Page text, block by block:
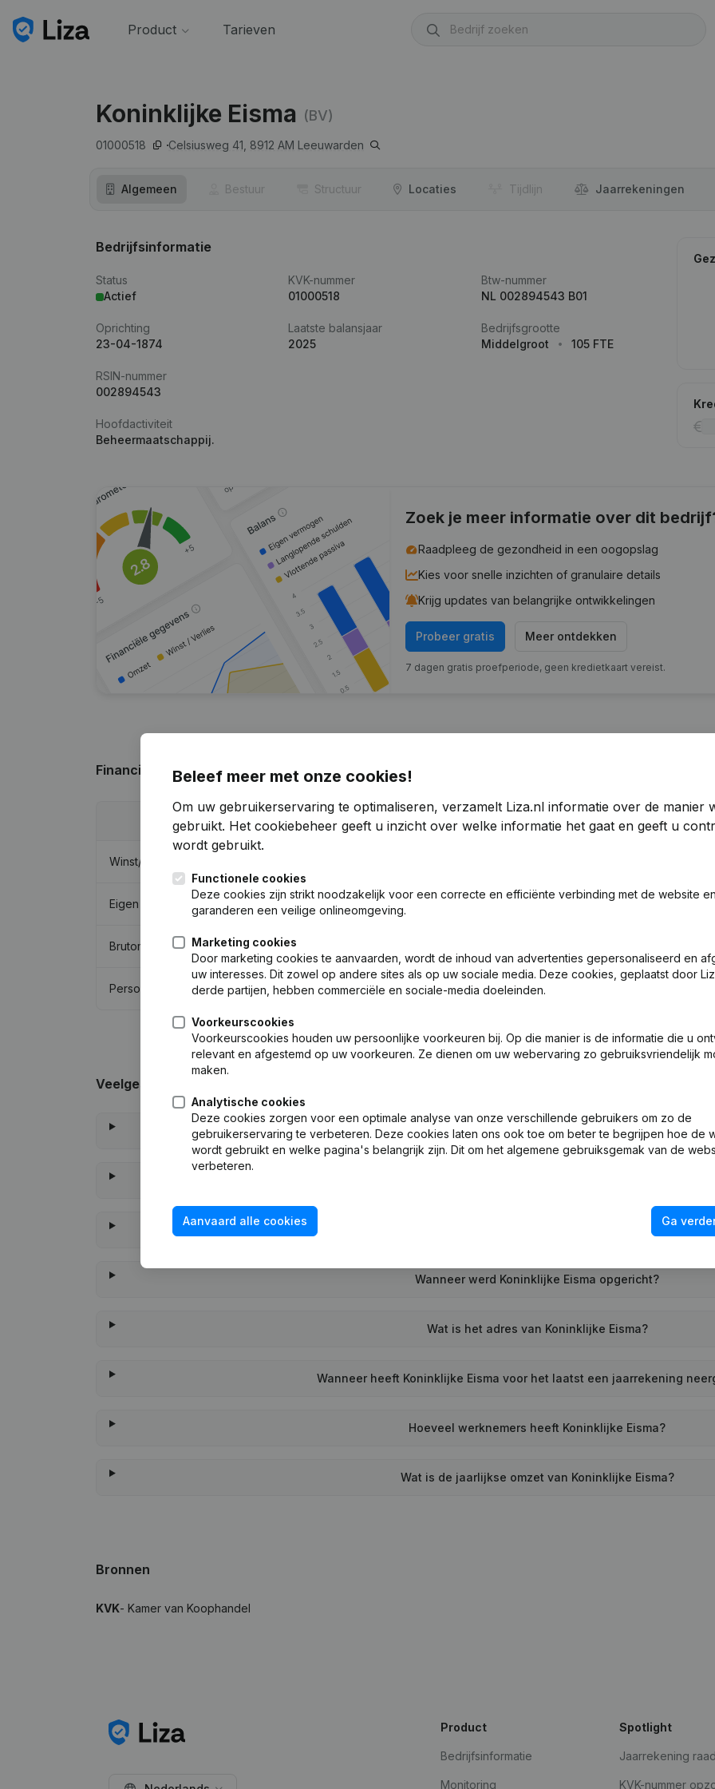
Product Tarieven
Koninklijke Eisma (BV)
01000518 Celsiusweg 41, 8912 AM Leeuwarden
Algemeen Bestuur Structuur Locaties Tijdlijn Jaar­rekeningen
Bedrijfsinformatie
Status
Actief
KVK-nummer
01000518
Btw-nummer
NL 002894543 B01
Oprichting
23-04-1874
Laatste balansjaar
2025
Bedrijfsgrootte
Middelgroot
105 FTE
RSIN-nummer
002894543
Hoofdactiviteit
Beheermaatschappij.
Zoek je meer informatie over dit
Raadpleeg de gezondheid in een oogopslag
Kies voor snelle inzichten of granulaire details
Krijg updates van belangrijke ontwikkelingen
Probeer gratis Meer ontdekken
7 dagen gratis proefperiode, geen kredietkaart vereist.
Financiële gegevensvan Koninklijke Eisma
2025 2024
Winst/Verlies
Eigen vermogen €4.564.674 21,31% 0,82%
Brutomarge €14.723.933
Personeel 105 107
Veelgestelde vragen
Wat is het KVK-nummer van Koninklijke Eisma?
Wat is het PEPPOL ID van Koninklijke Eisma?
Wanneer werd Koninklijke Eisma opgericht?
Wat is het adres van Koninklijke Eisma?
Wanneer heeft Koninklijke Eisma voor het laatst een jaarrekening
Hoeveel werknemers heeft Koninklijke Eisma?
Wat is de jaarlijkse omzet van Koninklijke Eisma?
Bronnen
KVK- Kamer van Koophandel
Beleef meer met onze cookies!
Om uw gebruikerservaring te optimaliseren, verzamelt Liza.nl informatie over de manier
gebruikt. Het cookiebeheer geeft u inzicht over welke informatie het gaat en geeft u
wordt gebruikt.
Functionele cookies
Deze cookies zijn strikt noodzakelijk voor een correcte en efficiënte verbinding met de website en
garanderen een veilige onlineomgeving.
Marketing cookies
Door marketing cookies te aanvaarden, wordt de inhoud van advertenties gepersonaliseerd en
uw interesses. Dit zowel op andere sites als op uw sociale media. Deze cookies, geplaatst door
derde partijen, hebben commerciële en sociale-media doeleinden.
Voorkeurscookies
Voorkeurscookies houden uw persoonlijke voorkeuren bij. Op die manier is de informatie die u
relevant en afgestemd op uw voorkeuren. Ze dienen om uw webervaring zo gebruiksvriendelijk
maken.
Analytische cookies
Deze cookies zorgen voor een optimale analyse van onze verschillende gebruikers om zo de
gebruikerservaring te verbeteren. Deze cookies laten ons ook toe om beter te begrijpen hoe de
wordt gebruikt en welke pagina's belangrijk zijn. Dit om het algemene gebruiksgemak van de
verbeteren.
Aanvaard alle cookies Ga
Product
Bedrijfsinformatie
Monitoring
Spotlight
Jaarrekening
KVK-nummer